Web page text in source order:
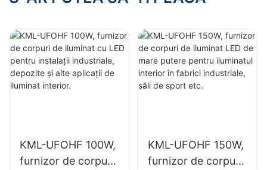
săli de sport etc.
de sport etc.
KML-UFOHF 100W,
furnizor de corpuri
KML-UFOHF 150W,
furnizor de corpuri